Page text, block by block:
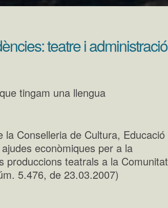
teatre i administració
tingam una llengua
Conselleria de Cultura, Educació
econòmiques per a la
produccions teatrals a la Comunitat
5.476, de 23.03.2007)